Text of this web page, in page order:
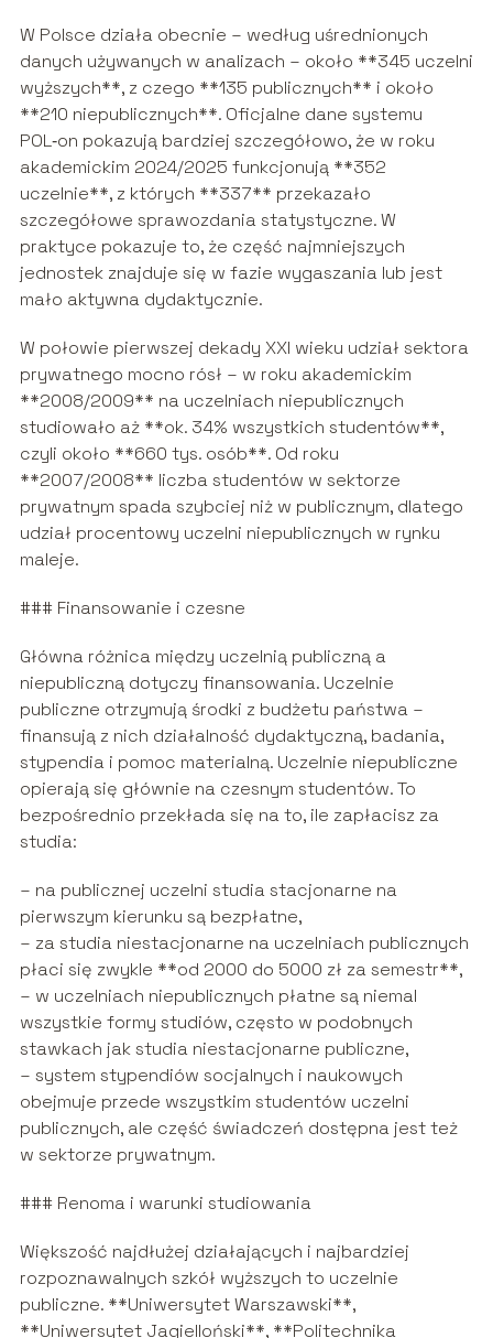
W Polsce działa obecnie – według uśrednionych
danych używanych w analizach – około **345 uczelni
wyższych**, z czego **135 publicznych** i około
**210 niepublicznych**. Oficjalne dane systemu
POL‑on pokazują bardziej szczegółowo, że w roku
akademickim 2024/2025 funkcjonują **352
uczelnie**, z których **337** przekazało
szczegółowe sprawozdania statystyczne. W
praktyce pokazuje to, że część najmniejszych
jednostek znajduje się w fazie wygaszania lub jest
mało aktywna dydaktycznie.
W połowie pierwszej dekady XXI wieku udział sektora
prywatnego mocno rósł – w roku akademickim
**2008/2009** na uczelniach niepublicznych
studiowało aż **ok. 34% wszystkich studentów**,
czyli około **660 tys. osób**. Od roku
**2007/2008** liczba studentów w sektorze
prywatnym spada szybciej niż w publicznym, dlatego
udział procentowy uczelni niepublicznych w rynku
maleje.
### Finansowanie i czesne
Główna różnica między uczelnią publiczną a
niepubliczną dotyczy finansowania. Uczelnie
publiczne otrzymują środki z budżetu państwa –
finansują z nich działalność dydaktyczną, badania,
stypendia i pomoc materialną. Uczelnie niepubliczne
opierają się głównie na czesnym studentów. To
bezpośrednio przekłada się na to, ile zapłacisz za
studia:
– na publicznej uczelni studia stacjonarne na
pierwszym kierunku są bezpłatne,
– za studia niestacjonarne na uczelniach publicznych
płaci się zwykle **od 2000 do 5000 zł za semestr**,
– w uczelniach niepublicznych płatne są niemal
wszystkie formy studiów, często w podobnych
stawkach jak studia niestacjonarne publiczne,
– system stypendiów socjalnych i naukowych
obejmuje przede wszystkim studentów uczelni
publicznych, ale część świadczeń dostępna jest też
w sektorze prywatnym.
### Renoma i warunki studiowania
Większość najdłużej działających i najbardziej
rozpoznawalnych szkół wyższych to uczelnie
publiczne. **Uniwersytet Warszawski**,
**Uniwersytet Jagielloński**, **Politechnika